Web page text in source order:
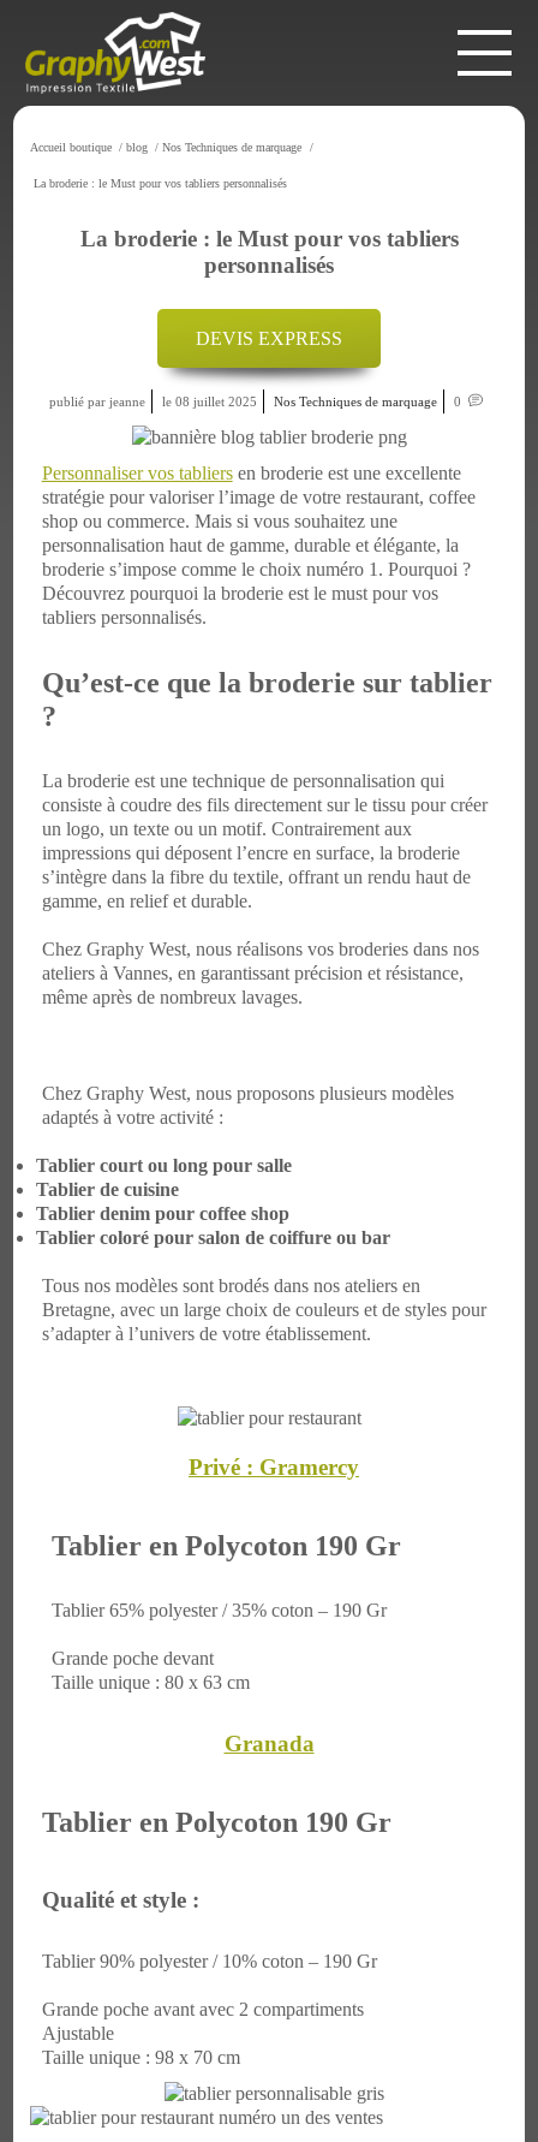
Accueil boutique / blog / Nos Techniques de marquage /
La broderie : le Must pour vos tabliers personnalisés
La broderie : le Must pour vos tabliers
personnalisés
DEVIS EXPRESS
publié par jeanne le 08 juillet 2025 Nos Techniques de marquage 0
Personnaliser vos tabliersen broderie est une excellente
stratégie pour valoriser l’image de votre restaurant, coffee
shop ou commerce. Mais si vous souhaitez une
personnalisation haut de gamme, durable et élégante, la
broderie s’impose comme le choix numéro 1. Pourquoi ?
Découvrez pourquoi la broderie est le must pour vos
tabliers personnalisés.
Qu’est-ce que la broderie sur tablier
?
La broderie est une technique de personnalisation qui
consiste à coudre des fils directement sur le tissu pour créer
un logo, un texte ou un motif. Contrairement aux
impressions qui déposent l’encre en surface, la broderie
s’intègre dans la fibre du textile, offrant un rendu haut de
gamme, en relief et durable.
Chez Graphy West, nous réalisons vos broderies dans nos
ateliers à Vannes, en garantissant précision et résistance,
même après de nombreux lavages.
Chez Graphy West, nous proposons plusieurs modèles
adaptés à votre activité :
Tablier court ou long pour salle
Tablier de cuisine
Tablier denim pour coffee shop
Tablier coloré pour salon de coiffure ou bar
Tous nos modèles sont brodés dans nos ateliers en
Bretagne, avec un large choix de couleurs et de styles pour
s’adapter à l’univers de votre établissement.
Privé : Gramercy
Tablier en Polycoton 190 Gr
Tablier 65% polyester / 35% coton – 190 Gr
Grande poche devant
Taille unique : 80 x 63 cm
Granada
Tablier en Polycoton 190 Gr
Qualité et style :
Tablier 90% polyester / 10% coton – 190 Gr
Grande poche avant avec 2 compartiments
Ajustable
Taille unique : 98 x 70 cm